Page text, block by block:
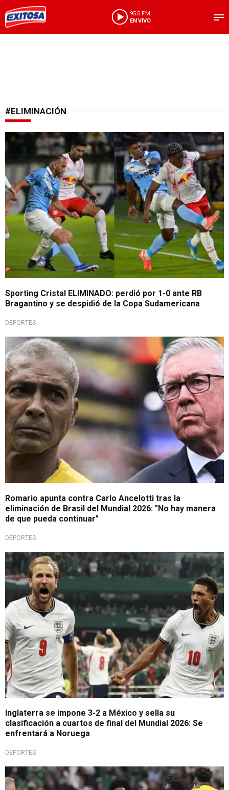
95.5 FM
EN VIVO
#ELIMINACIÓN
Caída 'celeste'
Sporting Cristal ELIMINADO: perdió por 1-0 ante RB
Bragantino y se despidió de la Copa Sudamericana
DEPORTES
Pidió su cabeza
Romario apunta contra Carlo Ancelotti tras la
eliminación de Brasil del Mundial 2026: "No hay manera
de que pueda continuar"
DEPORTES
Épica batalla en el Azteca
Inglaterra se impone 3-2 a México y sella su
clasificación a cuartos de final del Mundial 2026: Se
enfrentará a Noruega
DEPORTES
A través de comunicado